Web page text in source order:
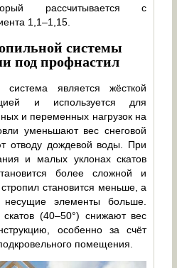
рассчитывается с
1,1–1,15.
системы
под профнастил
является жёсткой
и используется для
и переменных нагрузок на
уменьшают вес снеговой
отводу дождевой воды. При
и малых уклонах скатов
более сложной и
становится меньше, а
несущие элементы больше.
(40–50°) снижают вес
особенно за счёт
помещения.